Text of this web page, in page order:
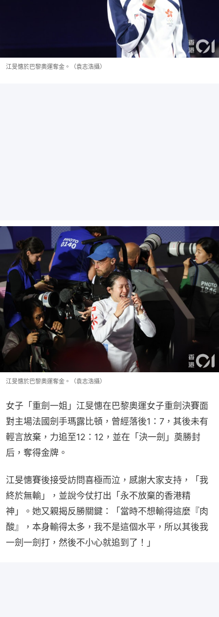
江旻憓於巴黎奧運奪金。（袁志浩攝）
江旻憓於巴黎奧運奪金。（袁志浩攝）
女子「重劍一姐」江旻憓在巴黎奧運女子重劍決賽面
對主場法國劍手瑪露比頓，曾經落後1：7，其後未有
輕言放棄，力追至12：12，並在「決一劍」奠勝封
后，奪得金牌。
江旻憓賽後接受訪問喜極而泣，感謝大家支持，「我
終於無輸」，並說今仗打出「永不放棄的香港精
神」。她又親揭反勝關鍵：「當時不想輸得這麼『肉
酸』，本身輸得太多，我不是這個水平，所以其後我
一劍一劍打，然後不小心就追到了！」